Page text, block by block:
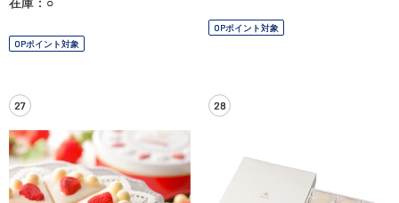
OPポイント対象
OPポイント対象
27 28